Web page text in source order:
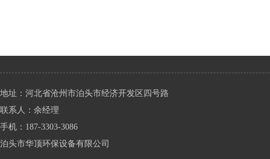
地址：河北省沧州市泊头市经济开发区四号路
联系人：余经理
手机：187-3303-3086
泊头市华顶环保设备有限公司